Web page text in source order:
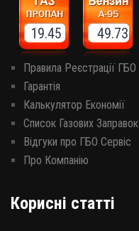
19.45 49.73
Правила Реєстрації ГБО
Гарантія
Калькулятор Економії
Список Газових Заправок
Відгуки про ГБО Сервіс
Про Компанію
Корисні статті